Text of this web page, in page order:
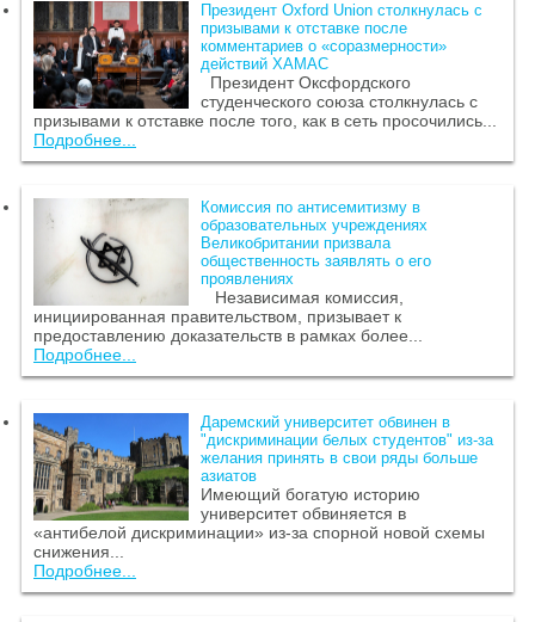
Президент Oxford Union столкнулась с
призывами к отставке после
комментариев о «соразмерности»
действий ХАМАС
Президент Оксфордского
студенческого союза столкнулась с
призывами к отставке после того, как в сеть просочились...
Подробнее...
Комиссия по антисемитизму в
образовательных учреждениях
Великобритании призвала
общественность заявлять о его
проявлениях
Независимая комиссия,
инициированная правительством, призывает к
предоставлению доказательств в рамках более...
Подробнее...
Даремский университет обвинен в
"дискриминации белых студентов" из-за
желания принять в свои ряды больше
азиатов
Имеющий богатую историю
университет обвиняется в
«антибелой дискриминации» из-за спорной новой схемы
снижения...
Подробнее...